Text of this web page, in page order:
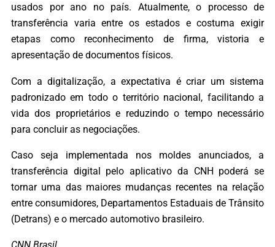
usados por ano no país. Atualmente, o processo de
transferência varia entre os estados e costuma exigir
etapas como reconhecimento de firma, vistoria e
apresentação de documentos físicos.
Com a digitalização, a expectativa é criar um sistema
padronizado em todo o território nacional, facilitando a
vida dos proprietários e reduzindo o tempo necessário
para concluir as negociações.
Caso seja implementada nos moldes anunciados, a
transferência digital pelo aplicativo da CNH poderá se
tornar uma das maiores mudanças recentes na relação
entre consumidores, Departamentos Estaduais de Trânsito
(Detrans) e o mercado automotivo brasileiro.